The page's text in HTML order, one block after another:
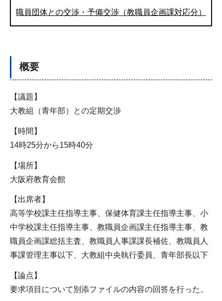
職員団体との交渉・予備交渉（教職員企画課対応分）
概要
【議題】
大教組（青年部）との定期交渉
【時間】
14時25分から15時40分
【場所】
大阪府教育会館
【出席者】
高等学校課主任指導主事、保健体育課主任指導主事、小
中学校課主任指導主事、教職員企画課主任指導主事、教
職員企画課総括主査、教職員人事課課長補佐、教職員人
事課管理主事以下、大教組中央執行委員、青年部長以下
【論点】
要求項目について別添ファイルの内容の回答を行った。